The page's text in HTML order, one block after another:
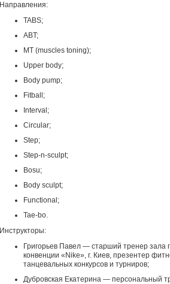
Направления:
TABS;
ABT;
MT (muscles toning);
Upper body;
Body pump;
Fitball;
Interval;
Circular;
Step;
Step-n-sculpt;
Bosu;
Body sculpt;
Functional;
Tae-bo.
Инструкторы:
Григорьев Павел — старший тренер
конвенции «Nike», г. Киев, презентер
танцевальных конкурсов и турниров;
Дубровская Екатерина — персональный